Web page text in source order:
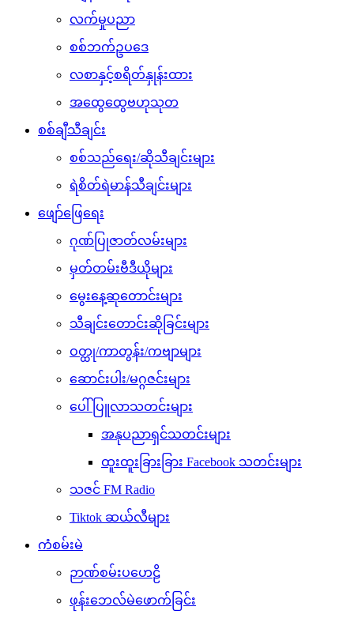
လက်မှုပညာ
စစ်ဘက်ဥပဒေ
လစာနှင့်စရိတ်နှုန်းထား
အထွေထွေဗဟုသုတ
စစ်ချီသီချင်း
စစ်သည်ရေး/ဆိုသီချင်းများ
ရဲစိတ်ရဲမာန်သီချင်းများ
ဖျော်ဖြေရေး
ဂုဏ်ပြုဇာတ်လမ်းများ
မှတ်တမ်းဗီဒီယိုများ
မွေးနေ့ဆုတောင်းများ
သီချင်းတောင်းဆိုခြင်းများ
ဝတ္ထု/ကာတွန်း/ကဗျာများ
ဆောင်းပါး/မဂ္ဂဇင်းများ
ပေါ်ပြူလာသတင်းများ
အနုပညာရှင်သတင်းများ
ထူးထူးခြားခြား Facebook သတင်းများ
သဇင် FM Radio
Tiktok ဆယ်လီများ
ကံစမ်းမဲ
ဉာဏ်စမ်းပဟေဠိ
ဖုန်းဘေလ်မဲဖောက်ခြင်း